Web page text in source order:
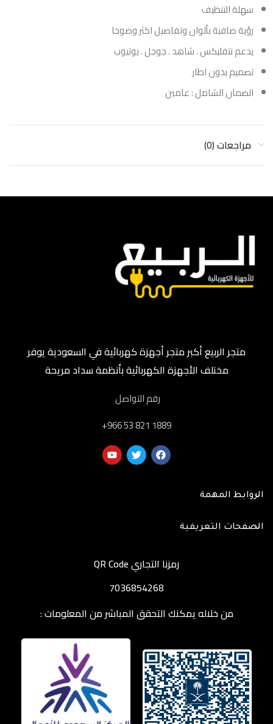
سهلة التنظيف
رؤية صافية بألوان وتفاصيل اكثر وضوحا
يدعم نتفليكس . شاهد . جوجل . يوتيوب
تصميم بدون اطار
الضمان الشامل : عامين
مراجعات (0)
متجر الربيع أكبر متجر أجهزة كهربائية في السعودية يوفر
مختلف الأجهزة الكهربائية بأنظمة سداد مريحة
رقم التواصل
‎+966 53 821 1889
الروابط المهمة
الصفحات التعريفية
رمزنا التجاري QR Code
7036854268
من خلاله يمكنك التحقق المباشر من المعلومات :